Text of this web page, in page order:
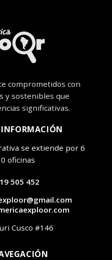
comprometidos con
y sostenibles que
significativas.
se extiende por 6
oficinas
505 452
Cusco #146